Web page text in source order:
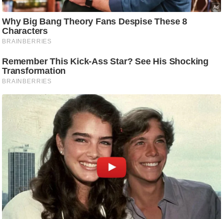
प
र्य
ट
स्थ
ल
स
मं
त्रा
रि
ले
श